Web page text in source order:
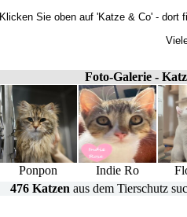
Klicken Sie oben auf 'Katze & Co' - dort
Foto-Galerie -
Ponpon Indie Ro
476 Katzen aus dem Tierschutz